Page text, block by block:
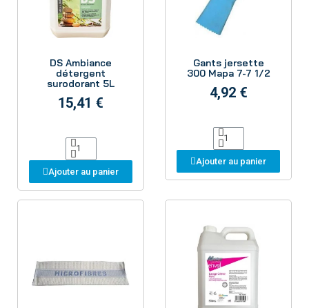
DS Ambiance
détergent
surodorant 5L
15,41 €
Ajouter au panier
Gants jersette
300 Mapa 7-7 1/2
4,92 €
Ajouter au panier